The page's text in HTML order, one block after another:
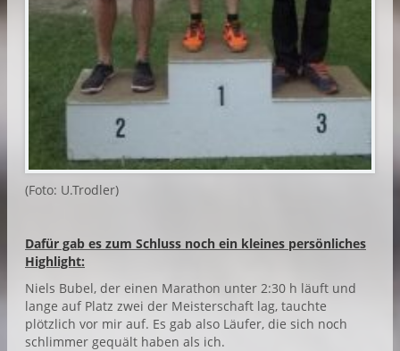
(Foto: U.Trodler)
Dafür gab es zum Schluss noch ein kleines persönliches
Highlight:
Niels Bubel, der einen Marathon unter 2:30 h läuft und
lange auf Platz zwei der Meisterschaft lag, tauchte
plötzlich vor mir auf. Es gab also Läufer, die sich noch
schlimmer gequält haben als ich.